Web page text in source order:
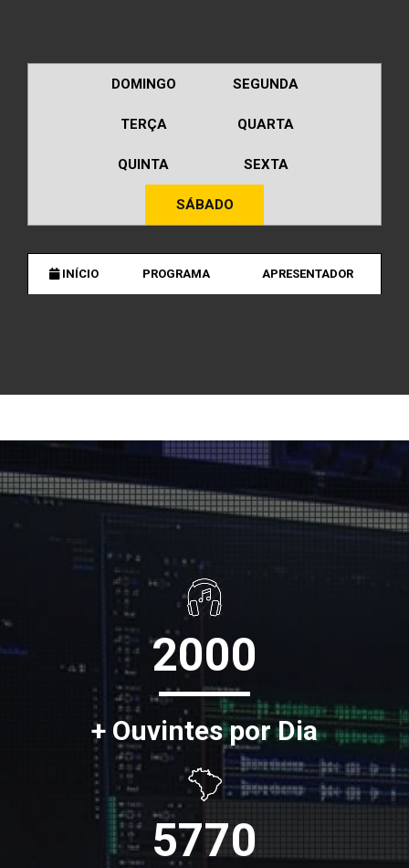
DOMINGO SEGUNDA
TERÇA QUARTA
QUINTA SEXTA
SÁBADO
INÍCIO PROGRAMA APRESENTADOR
2000
+ Ouvintes por Dia
5770